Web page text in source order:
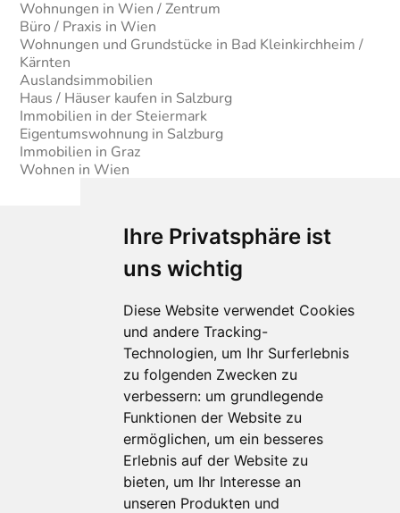
Ihre Privatsphäre ist
uns wichtig
Diese Website verwendet Cookies
und andere Tracking-
Technologien, um Ihr Surferlebnis
zu folgenden Zwecken zu
verbessern: um grundlegende
Funktionen der Website zu
ermöglichen, um ein besseres
Erlebnis auf der Website zu
bieten, um Ihr Interesse an
unseren Produkten und
Wohnungen in Wien / Zentrum
Büro / Praxis in Wien
Wohnungen und Grundstücke in Bad Kleinkirchheim /
Kärnten
Auslandsimmobilien
Haus / Häuser kaufen in Salzburg
Immobilien in der Steiermark
Eigentumswohnung in Salzburg
Immobilien in Graz
Wohnen in Wien
Für Makler:innen
Über Uns
Vorteile
Kontakt
Software Partner
Teilnahme